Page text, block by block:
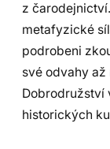
z
metafyzické
podrobeni
své odvahy až
Dobrodružství
historických